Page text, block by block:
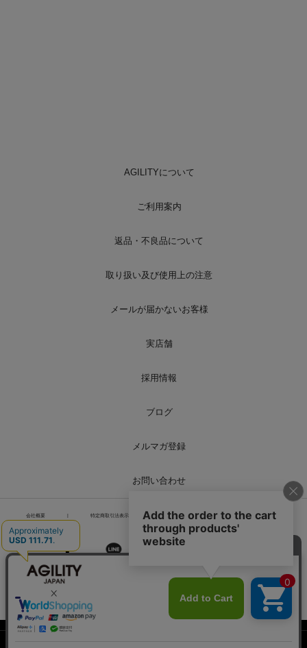
AGILITYについて
ご利用案内
返品・不良品について
取り扱い及び使用上の注意
メールが届かないお客様
実店舗
採用情報
ブログ
メルマガ登録
お問い合わせ
会社概要 | 特定商取引法表示 | 個人情報の取り扱い | サイトマップ